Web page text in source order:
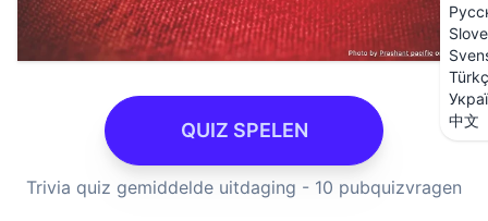
中文
QUIZ SPELEN
Trivia quiz gemiddelde uitdaging - 10 pubquizvragen